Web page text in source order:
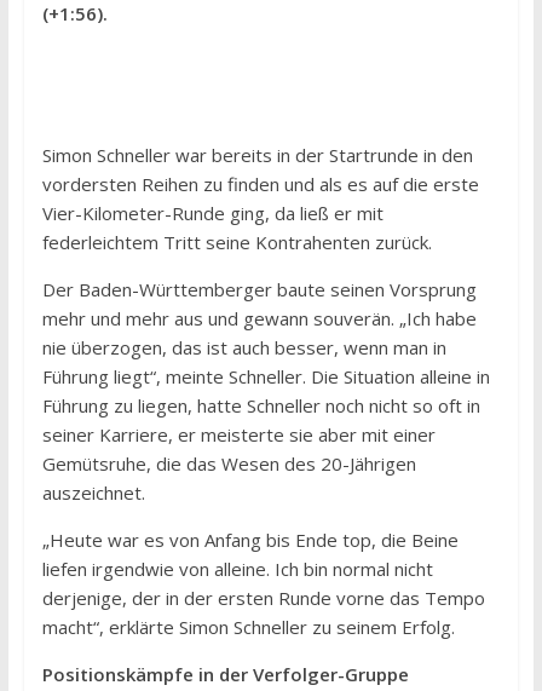
(+1:56).
Simon Schneller war bereits in der Startrunde in den
vordersten Reihen zu finden und als es auf die erste
Vier-Kilometer-Runde ging, da ließ er mit
federleichtem Tritt seine Kontrahenten zurück.
Der Baden-Württemberger baute seinen Vorsprung
mehr und mehr aus und gewann souverän. „Ich habe
nie überzogen, das ist auch besser, wenn man in
Führung liegt“, meinte Schneller. Die Situation alleine in
Führung zu liegen, hatte Schneller noch nicht so oft in
seiner Karriere, er meisterte sie aber mit einer
Gemütsruhe, die das Wesen des 20-Jährigen
auszeichnet.
„Heute war es von Anfang bis Ende top, die Beine
liefen irgendwie von alleine. Ich bin normal nicht
derjenige, der in der ersten Runde vorne das Tempo
macht“, erklärte Simon Schneller zu seinem Erfolg.
Positionskämpfe in der Verfolger-Gruppe